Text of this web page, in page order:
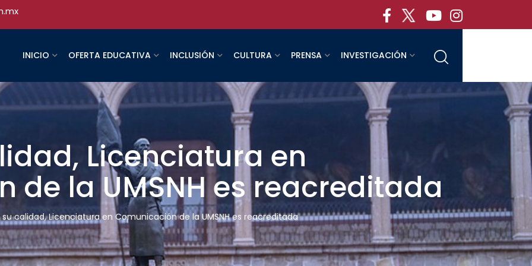
INICIO OFERTA EDUCATIVA INCLUSIÓN CULTURA PRENSA INVESTIGACIÓN
Licenciatura en
de la UMSNH es reacreditada
calidad, Licenciatura en Comunicación de la UMSNH es reacreditada